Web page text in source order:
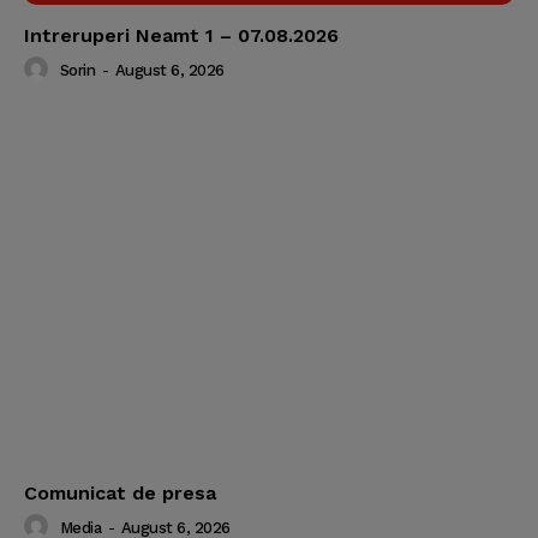
Intreruperi Neamt 1 – 07.08.2026
Sorin - August 6, 2026
Comunicat de presa
Media - August 6, 2026